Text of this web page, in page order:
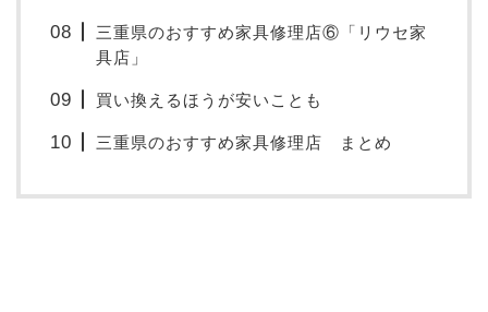
三重県のおすすめ家具修理店⑥「リウセ家
具店」
買い換えるほうが安いことも
三重県のおすすめ家具修理店 まとめ